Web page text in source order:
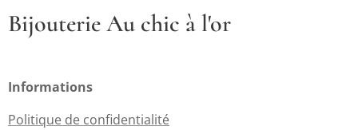
Bijouterie Au chic à l'or
Informations
Politique de confidentialité